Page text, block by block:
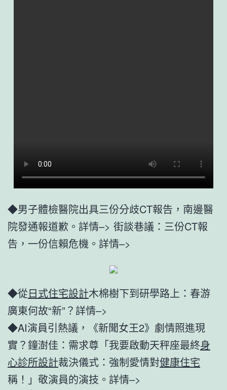
◆男子體檢醫院出具三份分歧CT報告，南邊醫
院發通報道歉。詳情–> 街談巷議：三份CT報
告，一份信賴危機。詳情–>
◆從日式住宅設計木棉樹下到研學路上：春游
廣東何故“新”？詳情–>
◆AI演員引熱議，《新聞女王2》劇情照進現
實？鐘澍佳：需求尊「我要啟動天秤座最終身
心診所設計裁決儀式：強制愛情對健康住宅
稱！」敬演員的演技。詳情–>